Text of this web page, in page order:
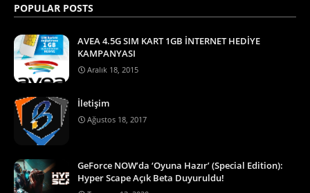
POPULAR POSTS
AVEA 4.5G SIM KART 1GB İNTERNET HEDİYE
KAMPANYASI
Aralık 18, 2015
İletişim
Ağustos 18, 2017
GeForce NOW’da ‘Oyuna Hazır’ (Special Edition):
Hyper Scape Açık Beta Duyuruldu!